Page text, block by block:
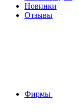
Новинки
Отзывы
Фирмы